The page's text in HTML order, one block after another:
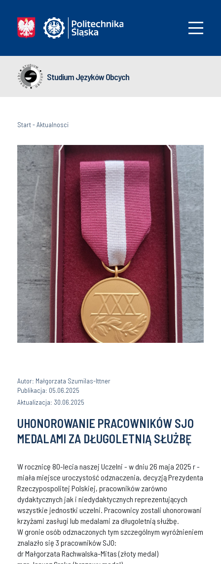
Studium Języków Obcych
Start-Aktualnosci
Autor: Małgorzata Szumilas-Ittner
Publikacja: 05.06.2025
Aktualizacja: 30.06.2025
UHONOROWANIE PRACOWNIKÓW SJO
MEDALAMI ZA DŁUGOLETNIĄ SŁUŻBĘ
W rocznicę 80-lecia naszej Uczelni - w dniu 26 maja 2025 r -
miała miejsce uroczystość odznaczenia, decyzją Prezydenta
Rzeczypospolitej Polskiej, pracowników zarówno
dydaktycznych jak i niedydaktycznych reprezentujących
wszystkie jednostki uczelni. Pracownicy zostali uhonorowani
krzyżami zasługi lub medalami za długoletnią służbę.
W gronie osób odznaczonych tym szczególnym wyróżnieniem
znalazło się 3 pracowników SJO:
dr Małgorzata Rachwalska-Mitas (złoty medal)